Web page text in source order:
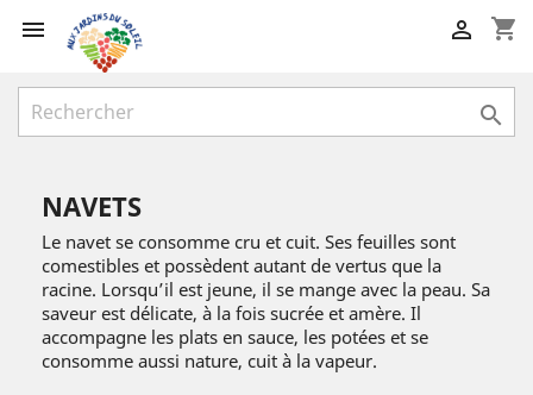
 shopping_cart


NAVETS
Le navet se consomme cru et cuit. Ses feuilles sont
comestibles et possèdent autant de vertus que la
racine. Lorsqu’il est jeune, il se mange avec la peau. Sa
saveur est délicate, à la fois sucrée et amère. Il
accompagne les plats en sauce, les potées et se
consomme aussi nature, cuit à la vapeur.